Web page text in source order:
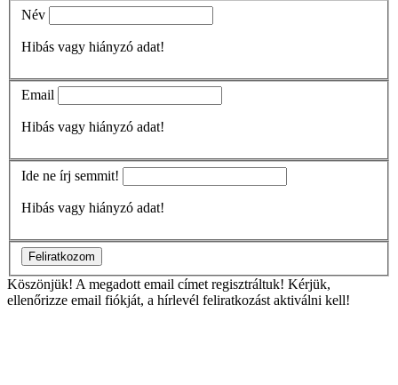
Név
Hibás vagy hiányzó adat!
Email
Hibás vagy hiányzó adat!
Ide ne írj semmit!
Hibás vagy hiányzó adat!
Feliratkozom
Köszönjük! A megadott email címet regisztráltuk! Kérjük,
ellenőrizze email fiókját, a hírlevél feliratkozást aktiválni kell!